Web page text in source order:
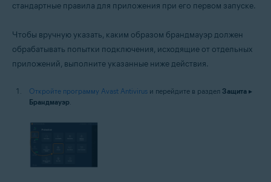
стандартные правила для приложения при его первом запуске.
Чтобы вручную указать, каким образом брандмауэр должен
обрабатывать попытки подключения, исходящие от отдельных
приложений, выполните указанные ниже действия.
Откройте программу Avast Antivirus и перейдите в раздел Защита ▸
Брандмауэр.